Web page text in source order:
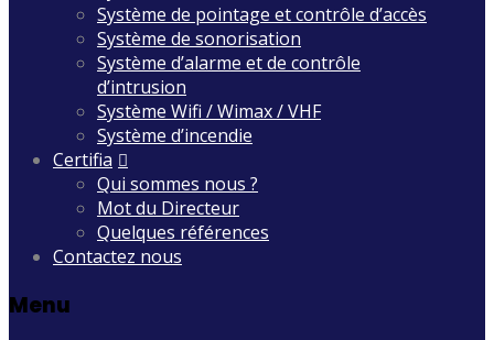
Système de pointage et contrôle d’accès
Système de sonorisation
Système d’alarme et de contrôle
d’intrusion
Système Wifi / Wimax / VHF
Système d’incendie
Certifia
Qui sommes nous ?
Mot du Directeur
Quelques références
Contactez nous
Menu